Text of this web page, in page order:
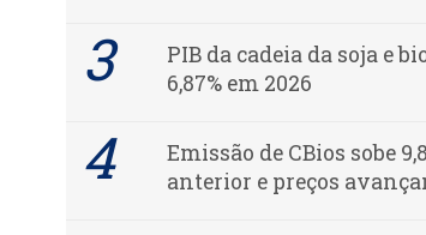
PIB da cadeia da soja e
6,87% em 2026
Emissão de CBios sobe
anterior e preços